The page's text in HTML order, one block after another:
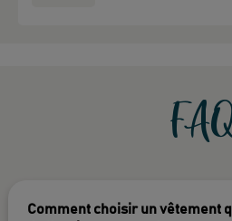
Comment choisir un vêtement